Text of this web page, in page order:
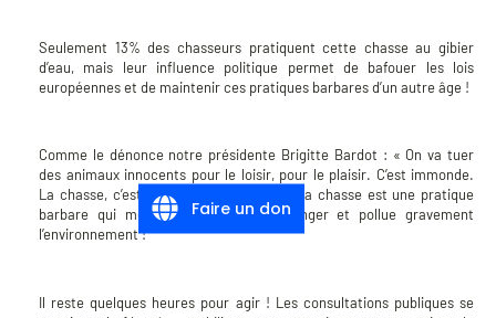
Seulement 13% des chasseurs pratiquent cette chasse au gibier
d’eau, mais leur influence politique permet de bafouer les lois
européennes et de maintenir ces pratiques barbares d’un autre âge !
Comme le dénonce notre présidente Brigitte Bardot : « On va tuer
des animaux innocents pour le loisir, pour le plaisir. C’est immonde.
La chasse, c’est un assassinat légal ! » La chasse est une pratique
barbare qui met la biodiversité en danger et pollue gravement
l’environnement !
Il reste quelques heures pour agir ! Les consultations publiques se
Faire un don